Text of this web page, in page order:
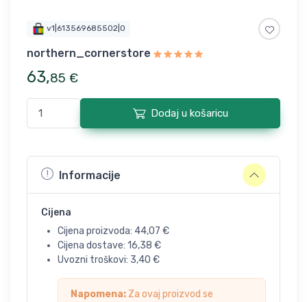
v1|613569685502|0
northern_cornerstore
63,85 €
Dodaj u košaricu
Informacije
Cijena
Cijena proizvoda: 44,07 €
Cijena dostave: 16,38 €
Uvozni troškovi: 3,40 €
Napomena: Za ovaj proizvod se